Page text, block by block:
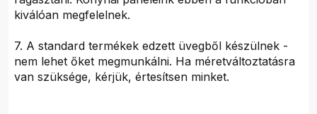
kiválóan megfelelnek.
7. A standard termékek edzett üvegből készülnek -
nem lehet őket megmunkálni. Ha méretváltoztatásra
van szüksége, kérjük, értesítsen minket.